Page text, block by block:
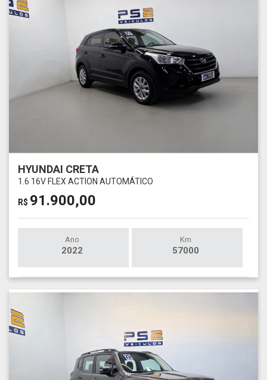
HYUNDAI CRETA
1.6 16V FLEX ACTION AUTOMÁTICO
R$ 91.900,00
Ano
2022
Km
57000